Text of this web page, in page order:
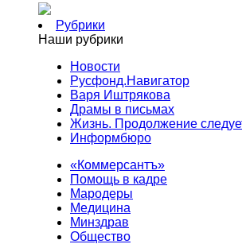
Рубрики
Наши рубрики
Новости
Русфонд.Навигатор
Варя Иштрякова
Драмы в письмах
Жизнь. Продолжение
Информбюро
«Коммерсантъ»
Помощь в кадре
Мародеры
Медицина
Минздрав
Общество